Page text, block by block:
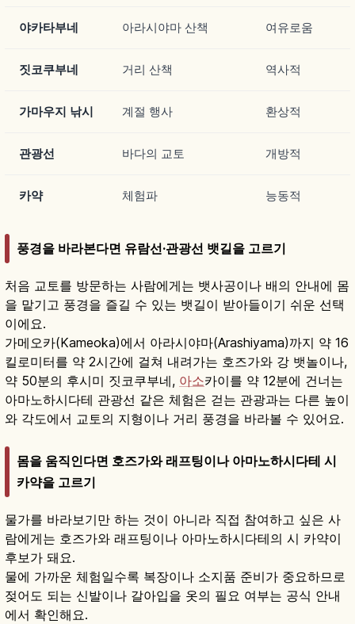
야카타부네 아라시야마 산책 여유로움
짓코쿠부네 거리 산책 역사적
가마우지 낚시 계절 행사 환상적
관광선 바다의 교토 개방적
카약 체험파 능동적
풍경을 바라본다면 유람선·관광선 뱃길을 고르기
처음 교토를 방문하는 사람에게는 뱃사공이나 배의 안내에 몸
을 맡기고 풍경을 즐길 수 있는 뱃길이 받아들이기 쉬운 선택
이에요.
가메오카(Kameoka)에서 아라시야마(Arashiyama)까지 약 16
킬로미터를 약 2시간에 걸쳐 내려가는 호즈가와 강 뱃놀이나,
약 50분의 후시미 짓코쿠부네, 아소카이를 약 12분에 건너는
아마노하시다테 관광선 같은 체험은 걷는 관광과는 다른 높이
와 각도에서 교토의 지형이나 거리 풍경을 바라볼 수 있어요.
몸을 움직인다면 호즈가와 래프팅이나 아마노하시다테 시
카약을 고르기
물가를 바라보기만 하는 것이 아니라 직접 참여하고 싶은 사
람에게는 호즈가와 래프팅이나 아마노하시다테의 시 카약이
후보가 돼요.
물에 가까운 체험일수록 복장이나 소지품 준비가 중요하므로
젖어도 되는 신발이나 갈아입을 옷의 필요 여부는 공식 안내
에서 확인해요.